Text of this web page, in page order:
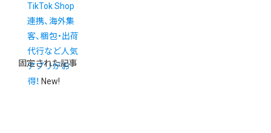
TikTok Shop
連携、海外集
客、梱包・出荷
代行など人気
アプリがお
得！ New!
固定された記事